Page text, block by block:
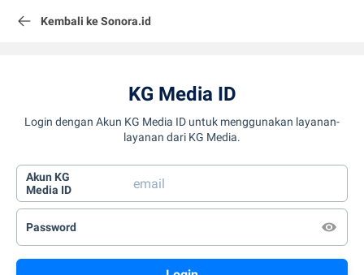
Kembali ke Sonora.id
KG Media ID
Login dengan Akun KG Media ID untuk menggunakan layanan-
layanan dari KG Media.
Akun KG
Media ID
Password